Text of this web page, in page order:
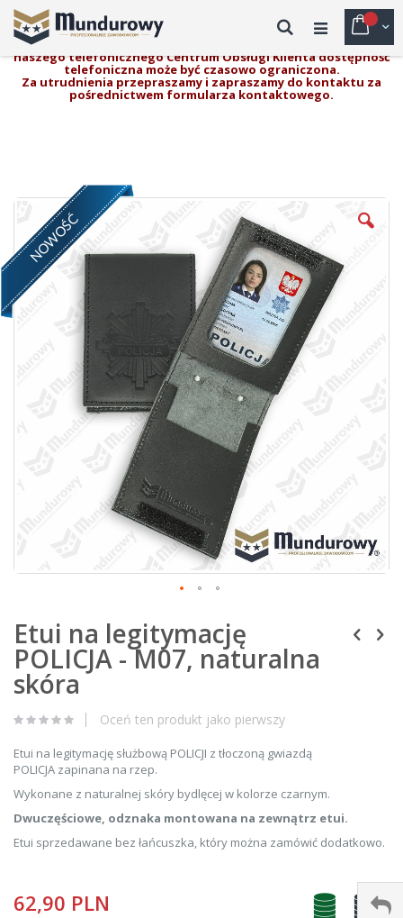
W związku z prowadzonymi pracami modernizacyjnymi
naszego telefonicznego Centrum Obsługi Klienta dostępność
telefoniczna może być czasowo ograniczona.
Za utrudnienia przepraszamy i zapraszamy do kontaktu za
pośrednictwem formularza kontaktowego.
Przejdź
do
treści
Mój
Nav
Szukaj
Skip
the
end
the
images
NOWOŚĆ
Zdjęcie przedstawiające Etui na legitymację POLICJA - M07,
naturalna skóra
to
the
beginning
the
gallery
Etui na legitymację
POLICJA - M07, naturalna
skóra
Oceń ten produkt jako pierwszy
Etui na legitymację służbową POLICJI z tłoczoną gwiazdą
POLICJA zapinana na rzep.
Wykonane z naturalnej skóry bydlęcej w kolorze czarnym.
Dwuczęściowe, odznaka montowana na zewnątrz etui.
Etui sprzedawane bez łańcuszka, który można zamówić dodatkowo.
62,90 PLN